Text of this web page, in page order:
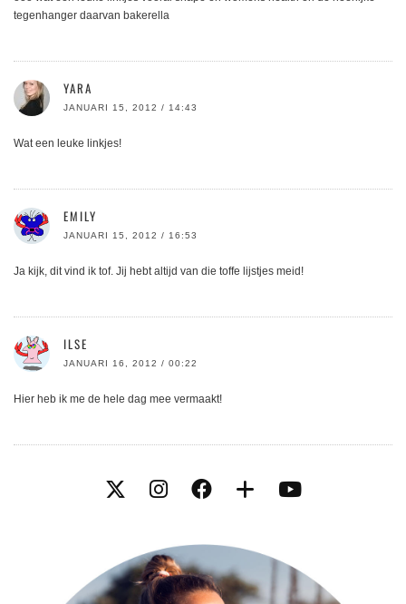
tegenhanger daarvan bakerella
YARA
JANUARI 15, 2012 / 14:43
Wat een leuke linkjes!
EMILY
JANUARI 15, 2012 / 16:53
Ja kijk, dit vind ik tof. Jij hebt altijd van die toffe lijstjes meid!
ILSE
JANUARI 16, 2012 / 00:22
Hier heb ik me de hele dag mee vermaakt!